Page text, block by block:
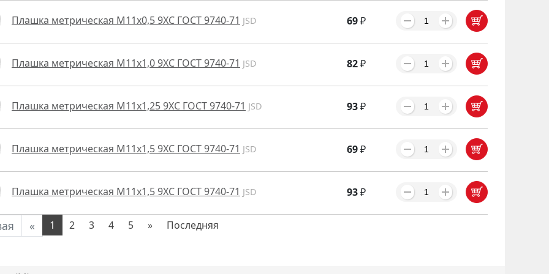
Плашка метрическая М11х0,5 9ХС ГОСТ 9740-71 JSD 69₽
Плашка метрическая М11х1,0 9ХС ГОСТ 9740-71 JSD 82₽
Плашка метрическая М11х1,25 9ХС ГОСТ 9740-71 JSD 93₽
Плашка метрическая М11х1,5 9ХС ГОСТ 9740-71 JSD 69₽
Плашка метрическая М11х1,5 9ХС ГОСТ 9740-71 JSD 93₽
« 1 2 3 4 5 » Последняя